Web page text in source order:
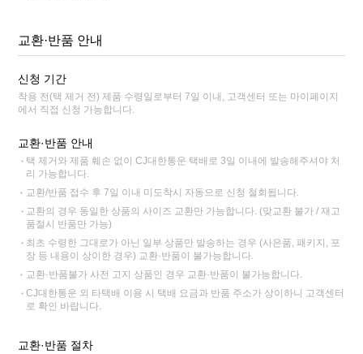
교환·반품 안내
신청 기간
착용 전(택 제거 전) 제품 수령일로부터 7일 이내, 고객센터 또는 마이페이지
에서 직접 신청 가능합니다.
교환·반품 안내
택 제거와 제품 훼손 없이 CJ대한통운 택배로 3일 이내에 발송해주셔야 처
리 가능합니다.
교환/반품 접수 후 7일 이내 미도착시 자동으로 신청 철회됩니다.
교환의 경우 동일한 상품의 사이즈 교환만 가능합니다. (맞교환 불가 / 재고
품절시 반품만 가능)
최초 수령한 그대로가 아닌 일부 상품만 발송하는 경우 (사은품, 패키지, 포
장 등 내용이 상이한 경우) 교환·반품이 불가능합니다.
교환·반품불가 사전 고지 상품인 경우 교환·반품이 불가능합니다.
CJ대한통운 외 타택배 이용 시 택배 요금과 반품 주소가 상이하니 고객센터
로 확인 바랍니다.
교환·반품 절차